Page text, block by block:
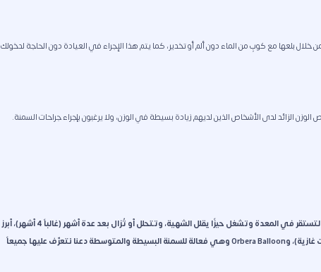
خلال بلعها مع كوبٍ من الماء دون ألم أو تخدير، كما يتم هذا الإجراء في العيادة دون الحاجة لدخولك
الزائد لدى الأشخاص الذين لديهم زيادة بسيطة في الوزن، ولا يرغبون بإجراء جراحات السمنة.
الكبسولة الذكية للتنحيف من أحدث الوسائل غير الجراحية لإنقاص الوزن، يتم ابتلاعها لتستقر في المعدة وتشغل حيزًا يقلل الشهية، وتتحلل أو تُزال بعد عدة أشهر (غالباً 4 أشهر)، أبرز
أنواعها هي: إليبس (Elipse) (تتحلل تلقائياً)، أوبالون (Obalon) (تتكون من 3 بالونات غازية)، وOrbera Balloon وهي فعالة للسمنة البسيطة والمتوسطة دعنا نتعرّف عليها جميعاً